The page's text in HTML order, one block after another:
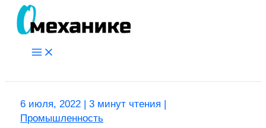
Перейти
Main
6 июля, 2022 |3 минут чтения |
Промышленность